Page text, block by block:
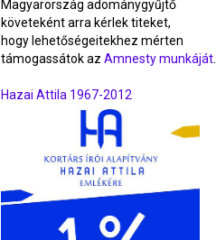
Magyarország adománygyűjtő
követeként arra kérlek titeket,
hogy lehetőségeitekhez mérten
támogassátok az Amnesty munkáját.
Hazai Attila 1967-2012